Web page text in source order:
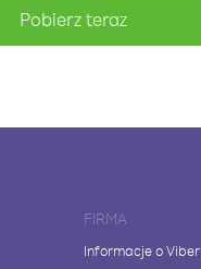
Pobierz teraz
FIRMA
Informacje o Viber